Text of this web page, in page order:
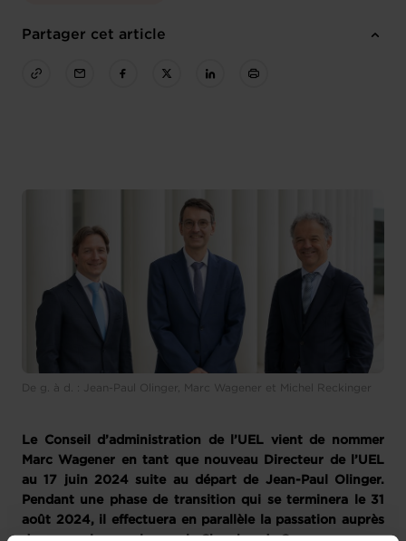
Partager cet article
De g. à d. : Jean-Paul Olinger, Marc Wagener et Michel Reckinger
Le Conseil d’administration de l’UEL vient de nommer
Marc Wagener en tant que nouveau Directeur de l’UEL
au 17 juin 2024 suite au départ de Jean-Paul Olinger.
Pendant une phase de transition qui se terminera le 31
août 2024, il effectuera en parallèle la passation auprès